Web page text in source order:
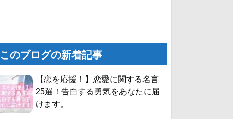
このブログの新着記事
【恋を応援！】恋愛に関する名言
25選！告白する勇気をあなたに届
けます。